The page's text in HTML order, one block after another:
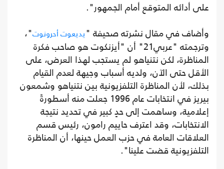
على أدائه المتوقع أمام الجمهور".
وأضاف في مقال نشرته صحيفة "يديعوت أحرونوت"،
وترجمته "عربي21" أن "أيزنكوت هو صاحب فكرة
المناظرة، لكن نتنياهو لم يستجب لهذا العرض، على
الأقل حتى الآن، ولديه أسباب وجيهة لعدم القيام
بذلك، لأن المناظرة التلفزيونية بين نتنياهو وشمعون
بيريز في انتخابات عام 1996 جعلت منه أسطورةً
إعلامية، وساهمت إلى حدٍ كبير في تحديد نتيجة
الانتخابات، وقد اعترف حاييم رامون، رئيس قسم
العلاقات العامة في حزب العمل حينها، أن المناظرة
التلفزيونية قضت علينا".